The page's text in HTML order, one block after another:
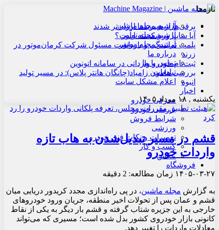
آرشیو مجله ماشین
آرشیو مجله نوآور
آرشیو مجله موتور
درباره ما
تماس با ما
تبلیغات
اعلام مشکل سایت
اخبار
معرفی خودرو
بررسی خودرو
شرایط فروش
ورزشی
تعمیرات و نکات فنی خودرو
کسب و کار
عکس
فروشگاه
تازه‌ها
برقی‌ها از هیبریدها ارزان‌تر شدند
آیا سایپا ورشکسته است؟
پلمب نمایندگی و بازداشت مسئول شرکت کرمان‌موتور در
زرند
ثبت‌نام خودرو وارداتی در سامانه اتونوین
بررسی هامون زامیاد(چانگان هانتر پلاس): در مسیر تولید
انبوه
یکشنبه , ۱۸ مرداد ۱۴۰۵
قشم در مسیر تبدیل‌شدن به هاب تازه
واردات خودرو
۱۴۰۵-۰۳-۲۷ زمان مطالعه: 2 دقیقه
به گزارش مجله ماشین، در پی راه‌اندازی مجدد کریدور دریایی میان
قشم و عمان پس از تحولات اخیر منطقه، جریان ورود خودروهای
خارجی به این جزیره شتاب گرفته و قشم بار دیگر به یکی از نقاط
کانونی بازار خودروی کشور بدل شده است؛ مسیری که می‌تواند
معادلات واردات را تغییر دهد.